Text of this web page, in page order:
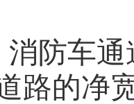
消防车
路的净